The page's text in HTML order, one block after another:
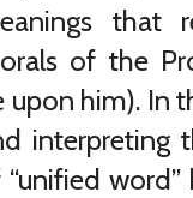
that
of the
upon him). In
interpreting